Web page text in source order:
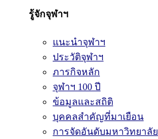
รู้จักจุฬาฯ
แนะนำจุฬาฯ
ประวัติจุฬาฯ
ภารกิจหลัก
จุฬาฯ 100 ปี
ข้อมูลและสถิติ
บุคคลสำคัญที่มาเยือน
การจัดอันดับมหาวิทยาลัย